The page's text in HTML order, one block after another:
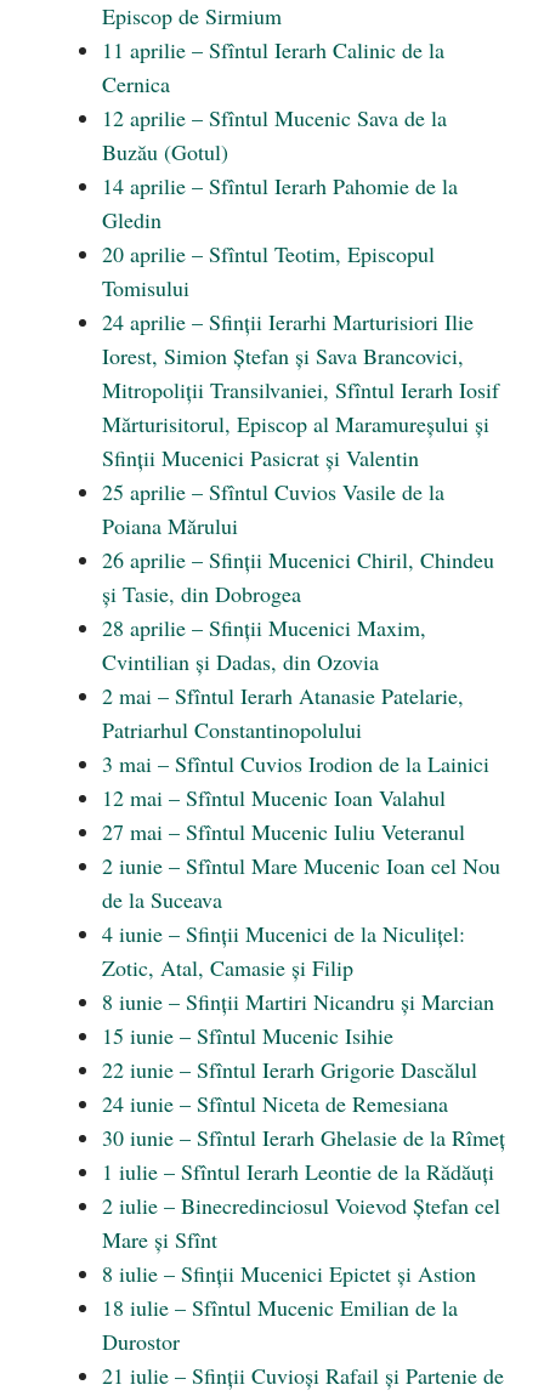
Episcop de Sirmium
11 aprilie – Sfîntul Ierarh Calinic de la
Cernica
12 aprilie – Sfîntul Mucenic Sava de la
Buzău (Gotul)
14 aprilie – Sfîntul Ierarh Pahomie de la
Gledin
20 aprilie – Sfîntul Teotim, Episcopul
Tomisului
24 aprilie – Sfinții Ierarhi Marturisiori Ilie
Iorest, Simion Ștefan și Sava Brancovici,
Mitropoliții Transilvaniei, Sfîntul Ierarh Iosif
Mărturisitorul, Episcop al Maramureșului și
Sfinții Mucenici Pasicrat și Valentin
25 aprilie – Sfîntul Cuvios Vasile de la
Poiana Mărului
26 aprilie – Sfinții Mucenici Chiril, Chindeu
și Tasie, din Dobrogea
28 aprilie – Sfinții Mucenici Maxim,
Cvintilian și Dadas, din Ozovia
2 mai – Sfîntul Ierarh Atanasie Patelarie,
Patriarhul Constantinopolului
3 mai – Sfîntul Cuvios Irodion de la Lainici
12 mai – Sfîntul Mucenic Ioan Valahul
27 mai – Sfîntul Mucenic Iuliu Veteranul
2 iunie – Sfîntul Mare Mucenic Ioan cel Nou
de la Suceava
4 iunie – Sfinții Mucenici de la Niculițel:
Zotic, Atal, Camasie și Filip
8 iunie – Sfinții Martiri Nicandru și Marcian
15 iunie – Sfîntul Mucenic Isihie
22 iunie – Sfîntul Ierarh Grigorie Dascălul
24 iunie – Sfîntul Niceta de Remesiana
30 iunie – Sfîntul Ierarh Ghelasie de la Rîmeț
1 iulie – Sfîntul Ierarh Leontie de la Rădăuți
2 iulie – Binecredinciosul Voievod Ștefan cel
Mare și Sfînt
8 iulie – Sfinții Mucenici Epictet și Astion
18 iulie – Sfîntul Mucenic Emilian de la
Durostor
21 iulie – Sfinții Cuvioși Rafail și Partenie de